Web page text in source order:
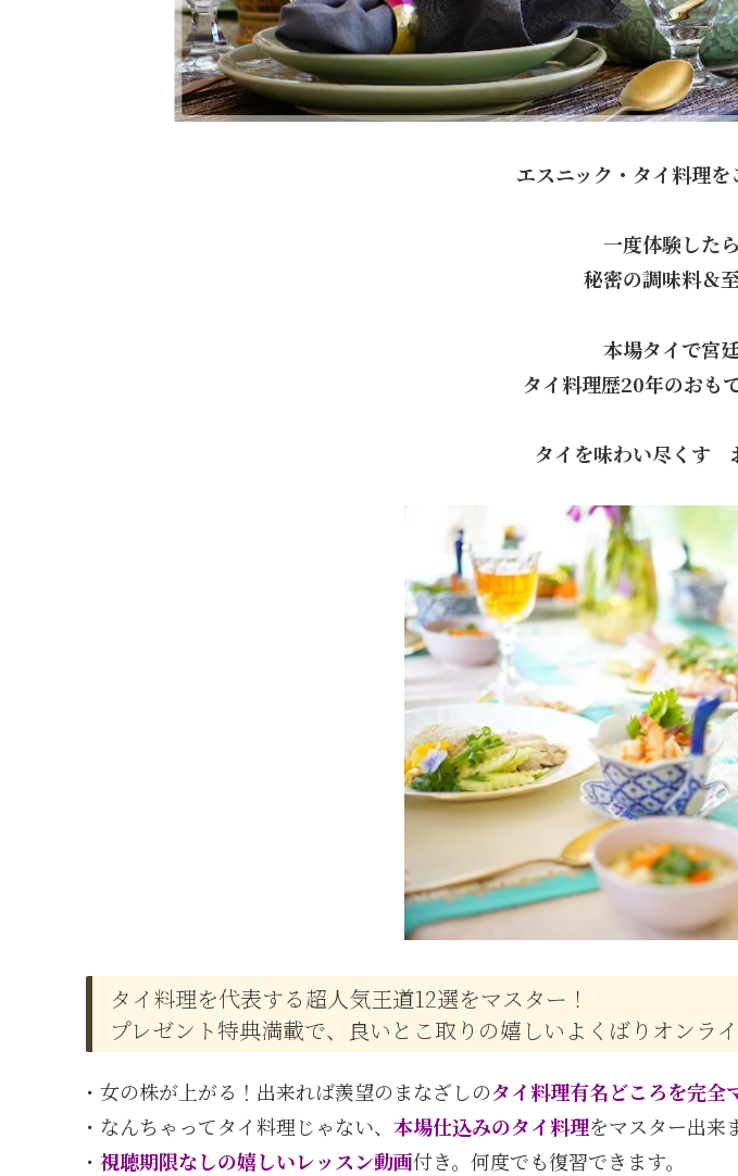
エスニック・タイ料理
一度体験した
秘密の調味料＆
本場タイで宮
タイ料理歴20年のおも
タイを味わい尽くす
タイ料理を代表する超人気王道12選をマスター！
プレゼント特典満載で、良いとこ取りの嬉しいよくばりオンライ
・女の株が上がる！出来れば羨望のまなざしのタイ料理有名どころを完全
・なんちゃってタイ料理じゃない、 本場仕込みのタイ料理をマスター出来
・ 視聴期限なしの嬉しいレッスン動画付き。何度でも復習できます。